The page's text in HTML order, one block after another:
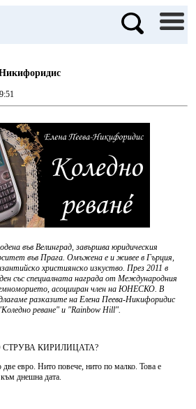
във Велинград, завършва юридическия
във Прага. Омъжена е и живее в Гърция,
християнско изкуство. През 2011 в
със специалната награда от Международния
асоцииран член на ЮНЕСКО. В
разказите на Елена Пеева-Никифоридис
реване" и "Rainbow Hill".
евро. Нито повече, нито по малко. Това е
към днешна дата.